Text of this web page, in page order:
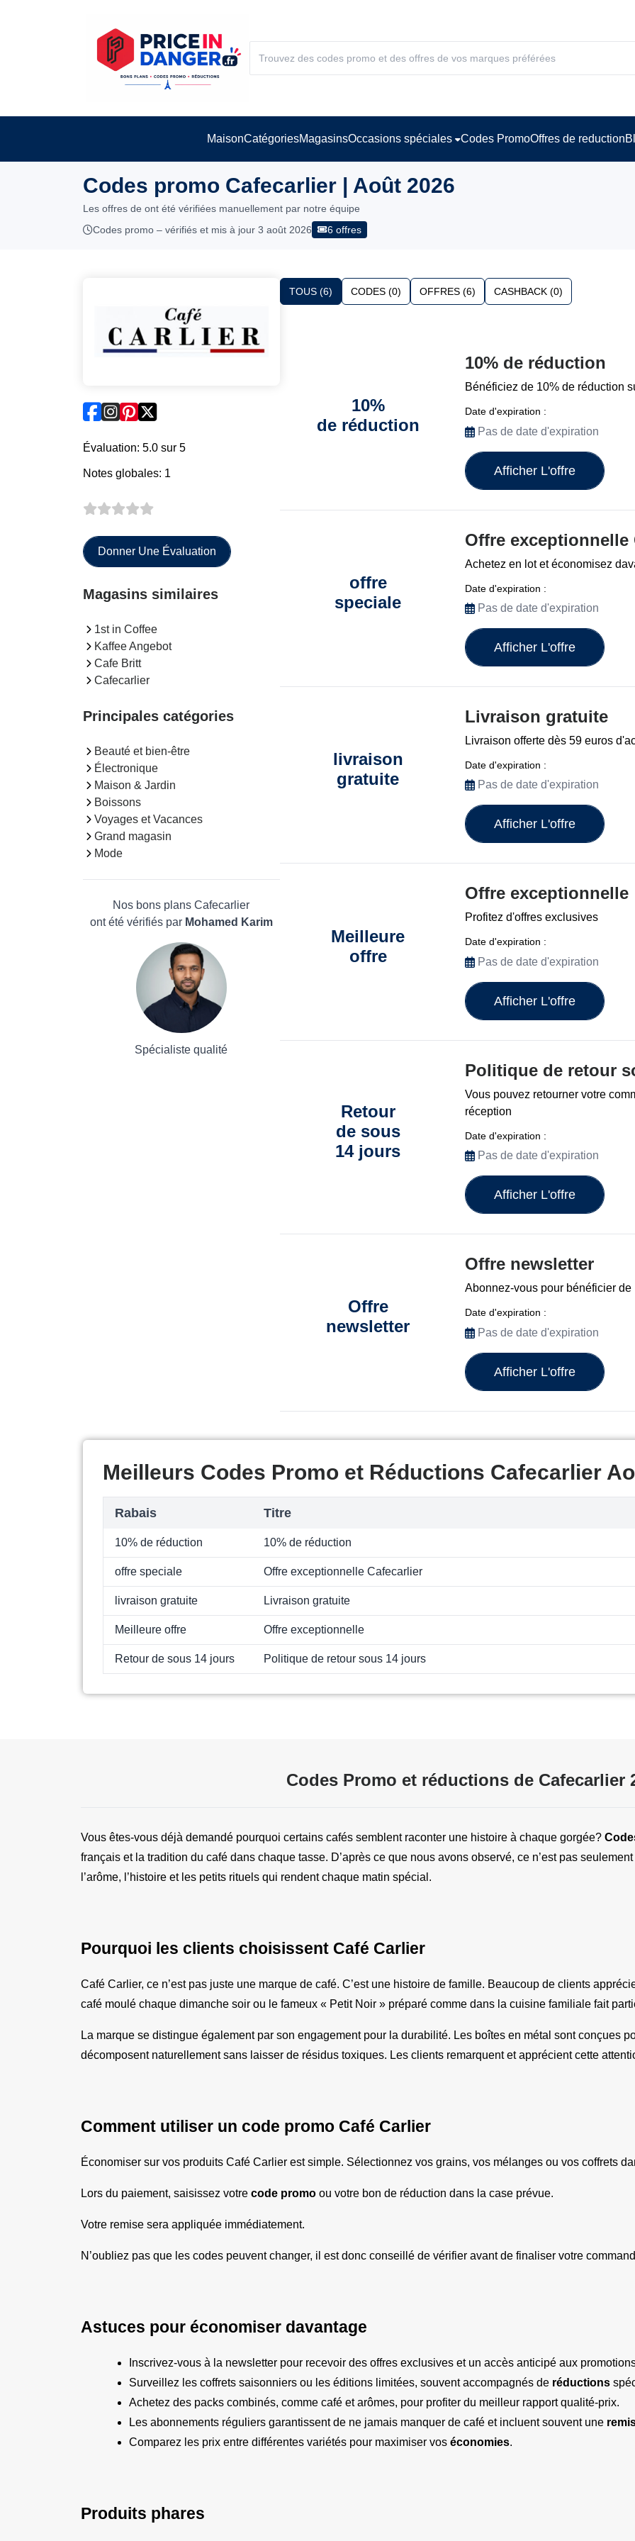
MaisonCatégoriesMagasinsOccasions spéciales Codes PromoOffres de reduction
Codes promo Cafecarlier | Août 2026
Les offres de ont été vérifiées manuellement par notre équipe
Codes promo – vérifiés et mis à jour 3 août 2026
6 offres
Évaluation: 5.0 sur 5
Notes globales: 1
Donner Une Évaluation
Magasins similaires
1st in Coffee
Kaffee Angebot
Cafe Britt
Cafecarlier
Principales catégories
Beauté et bien-être
Électronique
Maison & Jardin
Boissons
Voyages et Vacances
Grand magasin
Mode
Nos bons plans Cafecarlier
ont été vérifiés par Mohamed Karim
Spécialiste qualité
TOUS (6) CODES (0) OFFRES (6) CASHBACK (0)
10%
de réduction
10% de réduction
Bénéficiez de 10% de réduction
Date d'expiration :
Pas de date d'expiration
Afficher L'offre
offre
speciale
Offre exceptionnelle
Achetez en lot et économisez
Date d'expiration :
Pas de date d'expiration
Afficher L'offre
livraison
gratuite
Livraison gratuite
Livraison offerte dès 59 euros
Date d'expiration :
Pas de date d'expiration
Afficher L'offre
Meilleure
offre
Offre exceptionnelle
Profitez d'offres exclusives
Date d'expiration :
Pas de date d'expiration
Afficher L'offre
Retour
de sous
14 jours
Politique de retour
Vous pouvez retourner votre
réception
Date d'expiration :
Pas de date d'expiration
Afficher L'offre
Offre
newsletter
Offre newsletter
Abonnez-vous pour bénéficier
Date d'expiration :
Pas de date d'expiration
Afficher L'offre
Meilleurs Codes Promo et Réductions Cafecarlier
Rabais Titre
10% de réduction 10% de réduction
offre speciale Offre exceptionnelle Cafecarlier
livraison gratuite Livraison gratuite
Meilleure offre Offre exceptionnelle
Retour de sous 14 jours Politique de retour sous 14 jours
Codes Promo et réductions de Cafecarlier
Vous êtes-vous déjà demandé pourquoi certains cafés semblent raconter une histoire à chaque gorgée?
français et la tradition du café dans chaque tasse. D’après ce que nous avons observé, ce n’est pas
l’arôme, l’histoire et les petits rituels qui rendent chaque matin spécial.
Pourquoi les clients choisissent Café Carlier
Café Carlier, ce n’est pas juste une marque de café. C’est une histoire de famille. Beaucoup de clients
café moulé chaque dimanche soir ou le fameux « Petit Noir » préparé comme dans la cuisine familiale fait
La marque se distingue également par son engagement pour la durabilité. Les boîtes en métal sont conçues
décomposent naturellement sans laisser de résidus toxiques. Les clients remarquent et apprécient cette
Comment utiliser un code promo Café Carlier
Économiser sur vos produits Café Carlier est simple. Sélectionnez vos grains, vos mélanges ou vos coffrets
Lors du paiement, saisissez votre code promo ou votre bon de réduction dans la case prévue.
Votre remise sera appliquée immédiatement.
N’oubliez pas que les codes peuvent changer, il est donc conseillé de vérifier avant de finaliser votre
Astuces pour économiser davantage
Inscrivez-vous à la newsletter pour recevoir des offres exclusives et un accès anticipé aux
Surveillez les coffrets saisonniers ou les éditions limitées, souvent accompagnés de réductions
Achetez des packs combinés, comme café et arômes, pour profiter du meilleur rapport qualité-prix.
Les abonnements réguliers garantissent de ne jamais manquer de café et incluent souvent une
Comparez les prix entre différentes variétés pour maximiser vos économies.
Produits phares